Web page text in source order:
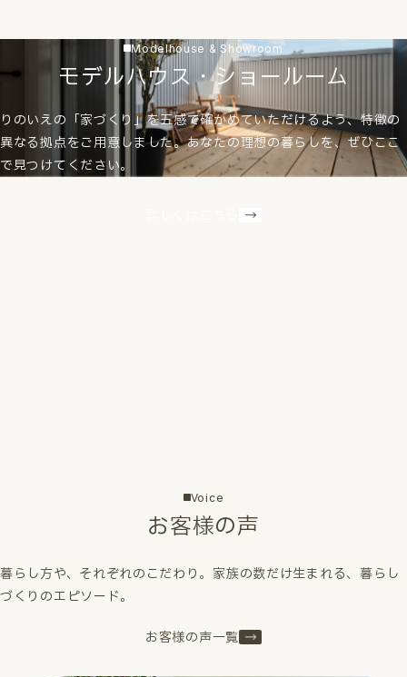
Modelhouse & Showroom
モデルハウス・ショールーム
りのいえの「家づくり」を五感で確かめていただけるよう、特徴の
異なる拠点をご用意しました。あなたの理想の暮らしを、ぜひここ
で見つけてください。
Voice
お客様の声
暮らし方や、それぞれのこだわり。家族の数だけ生まれる、暮らし
づくりのエピソード。
お客様の声一覧